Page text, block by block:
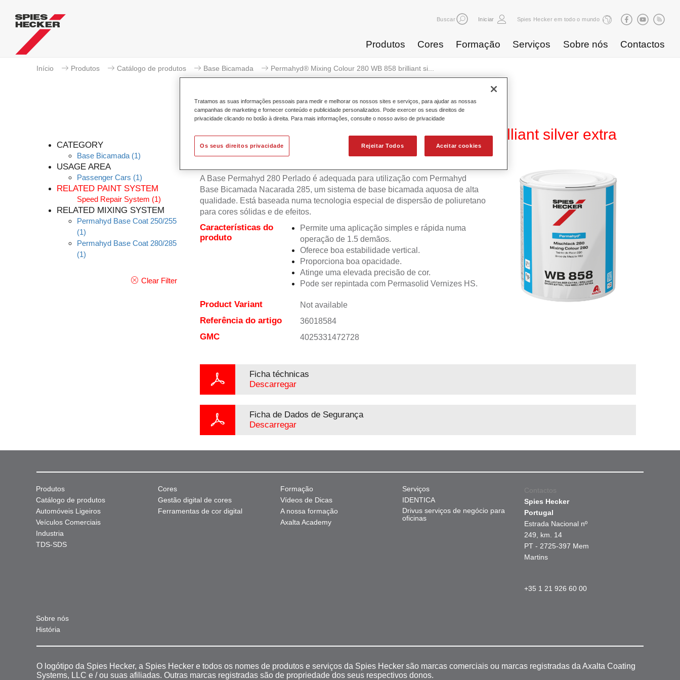
Buscar Iniciar Spies Hecker em todo o mundo
Produtos Cores Formação Serviços Sobre nós Contactos
Início Produtos Catálogo de produtos Base Bicamada Permahyd® Mixing Colour 280 WB 858 brilliant si...
CATEGORY
Base Bicamada (1)
USAGE AREA
Passenger Cars (1)
RELATED PAINT SYSTEM
Speed Repair System (1)
RELATED MIXING SYSTEM
Permahyd Base Coat 250/255
(1)
Permahyd Base Coat 280/285
(1)
Clear Filter
Permahyd® Mixing Colour 280 WB 858 brilliant silver extra
A Base Permahyd 280 Perlado é adequada para utilização com Permahyd
Base Bicamada Nacarada 285, um sistema de base bicamada aquosa de alta
qualidade. Está baseada numa tecnologia especial de dispersão de poliuretano
para cores sólidas e de efeitos.
Características do
produto
Permite uma aplicação simples e rápida numa
operação de 1.5 demãos.
Oferece boa estabilidade vertical.
Proporciona boa opacidade.
Atinge uma elevada precisão de cor.
Pode ser repintada com Permasolid Vernizes HS.
Product Variant Not available
Referência do artigo 36018584
GMC 4025331472728
Ficha téchnicas
Descarregar
Ficha de Dados de Segurança
Descarregar
Produtos
Catálogo de produtos
Automóveis Ligeiros
Veículos Comerciais
Industria
TDS-SDS
Cores
Gestão digital de cores
Ferramentas de cor digital
Formação
Vídeos de Dicas
A nossa formação
Axalta Academy
Serviços
IDENTICA
Drivus serviços de negócio para
oficinas
Sobre nós
História
Contactos
Spies Hecker
Portugal
Estrada Nacional nº
249, km. 14
PT - 2725-397 Mem
Martins
+35 1 21 926 60 00
O logótipo da Spies Hecker, a Spies Hecker e todos os nomes de produtos e serviços da Spies Hecker são marcas comerciais ou marcas registradas da Axalta Coating
Systems, LLC e / ou suas afiliadas. Outras marcas registradas são de propriedade dos seus respectivos donos.
Tratamos as suas informações pessoais para medir e melhorar os nossos sites e serviços, para ajudar as nossas
campanhas de marketing e fornecer conteúdo e publicidade personalizados. Pode exercer os seus direitos de
privacidade clicando no botão à direita. Para mais informações, consulte o nosso aviso de privacidade
Rejeitar Todos Aceitar cookies
Os seus direitos privacidade